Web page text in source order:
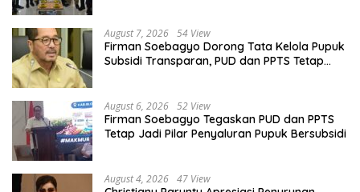
August 7, 2026 54 View
Firman Soebagyo Dorong Tata Kelola Pupuk
Subsidi Transparan, PUD dan PPTS Tetap
August 6, 2026 52 View
Firman Soebagyo Tegaskan PUD dan PPTS
Tetap Jadi Pilar Penyaluran Pupuk Bersubsidi
August 4, 2026 47 View